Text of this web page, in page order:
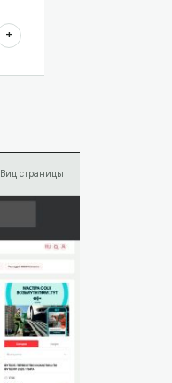
+
Вид страницы